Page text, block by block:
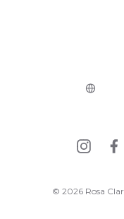
© 2026 Rosa